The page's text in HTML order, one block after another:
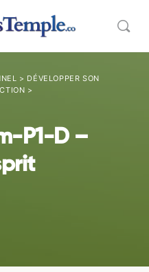
> DÉVELOPPER SON
>
P1-D –